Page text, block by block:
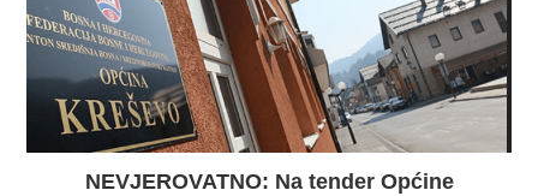
NEVJEROVATNO: Na tender Općine